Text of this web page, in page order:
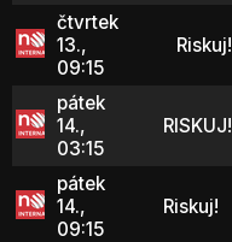
čtvrtek
13.,
09:15
Riskuj!
pátek
14.,
03:15
RISKUJ!
pátek
14.,
09:15
Riskuj!